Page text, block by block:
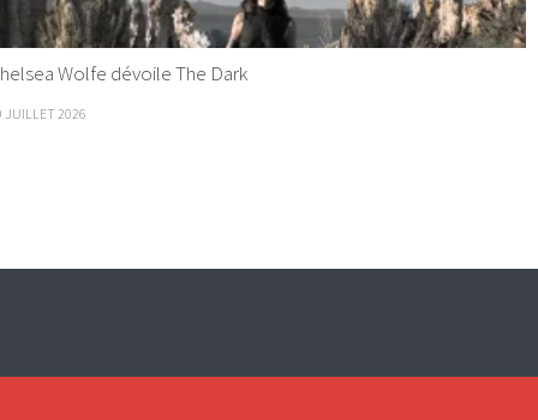
Wolfe dévoile The Dark
JUILLET 2026